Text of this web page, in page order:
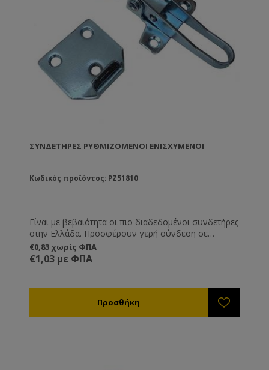
ΣΥΝΔΕΤΉΡΕΣ ΡΥΘΜΙΖΌΜΕΝΟΙ ΕΝΙΣΧΥΜΈΝΟΙ
Κωδικός προϊόντος: PZ51810
Είναι με βεβαιότητα οι πιο διαδεδομένοι συνδετήρες
στην Ελλάδα. Προσφέρουν γερή σύνδεση σε
πατώματα, βάσεις και καπάκι, ενώ ρυθμίζονται σε
ύψος. Κατασκευασμένοι από γαλβανισμένο
σίδερο.Ελληνικής κατασκευής.
€0,83 χωρίς ΦΠΑ
€1,03 με ΦΠΑ